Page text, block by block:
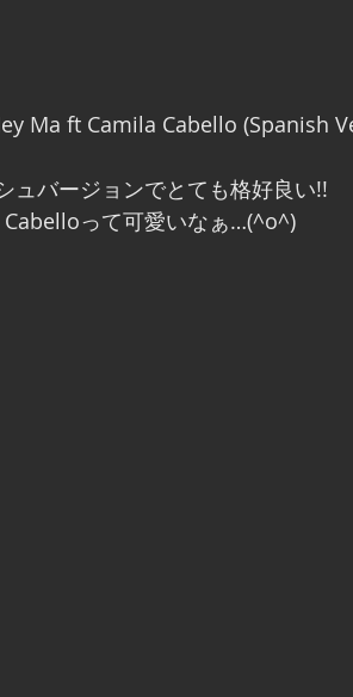
Ma ft Camila Cabello (Spanish
ュバージョンでとても格好良い!!
って可愛いなぁ…(^o^)